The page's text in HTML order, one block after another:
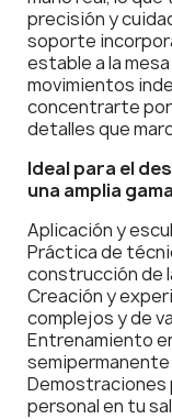
precisión y
soporte
estable a la
movimientos
concentrarte por
detalles que
Ideal para el
una amplia
Aplicación y
Práctica de
construcción de
Creación y
complejos y de
Entrenamiento
Demostraciones
personal en tu